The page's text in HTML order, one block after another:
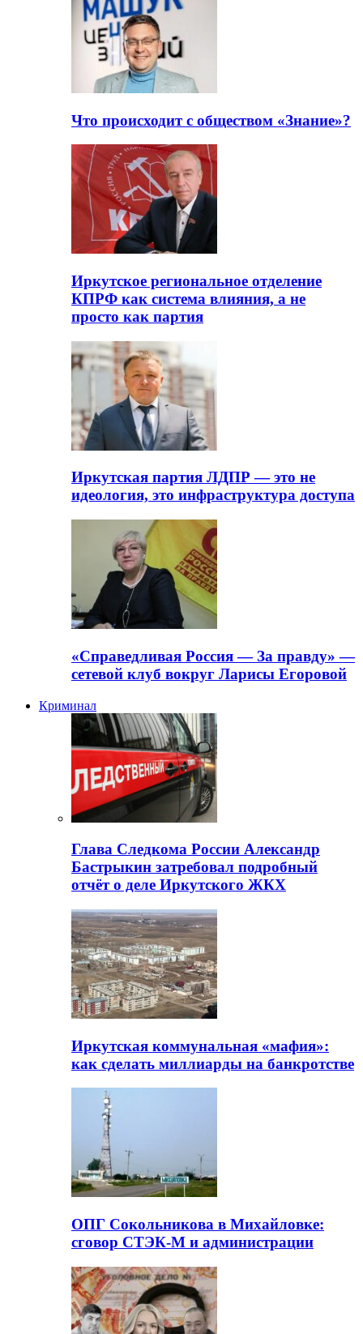
Что происходит с обществом «Знание»?
Иркутское региональное отделение
КПРФ как система влияния, а не
просто как партия
Иркутская партия ЛДПР — это не
идеология, это инфраструктура доступа
«Справедливая Россия — За правду» —
сетевой клуб вокруг Ларисы Егоровой
Криминал
Глава Следкома России Александр
Бастрыкин затребовал подробный
отчёт о деле Иркутского ЖКХ
Иркутская коммунальная «мафия»:
как сделать миллиарды на банкротстве
ОПГ Сокольникова в Михайловке:
сговор СТЭК-М и администрации